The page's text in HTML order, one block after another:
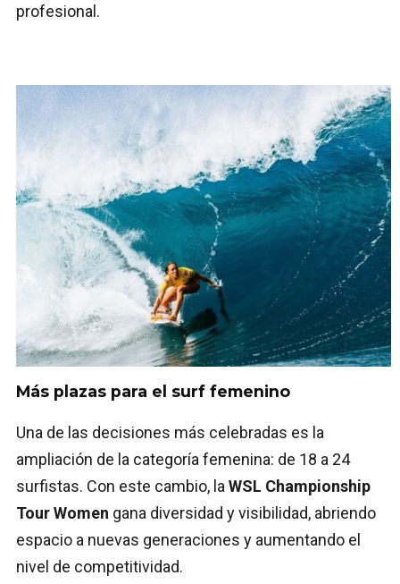
profesional.
Más plazas para el surf femenino
Una de las decisiones más celebradas es la
ampliación de la categoría femenina: de 18 a 24
surfistas. Con este cambio, la WSL Championship
Tour Women gana diversidad y visibilidad, abriendo
espacio a nuevas generaciones y aumentando el
nivel de competitividad.